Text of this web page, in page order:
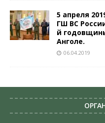
5 апреля
ГШ ВС
й
Анголе.
06.04.2019